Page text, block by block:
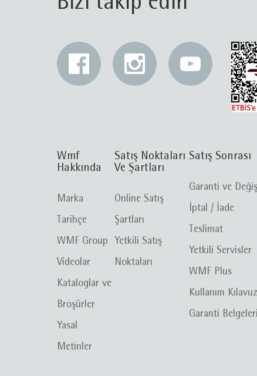
Wmf
Hakkında
Marka
Tarihçe
WMF Group
Videolar
Kataloglar ve
Broşürler
Yasal
Metinler
Satış Noktaları
Ve Şartları
Online Satış
Şartları
Yetkili Satış
Noktaları
Satış Sonrası
Garanti ve
İptal / İade
Teslimat
Yetkili Servisler
WMF Plus
Kullanım
Garanti Belgeleri